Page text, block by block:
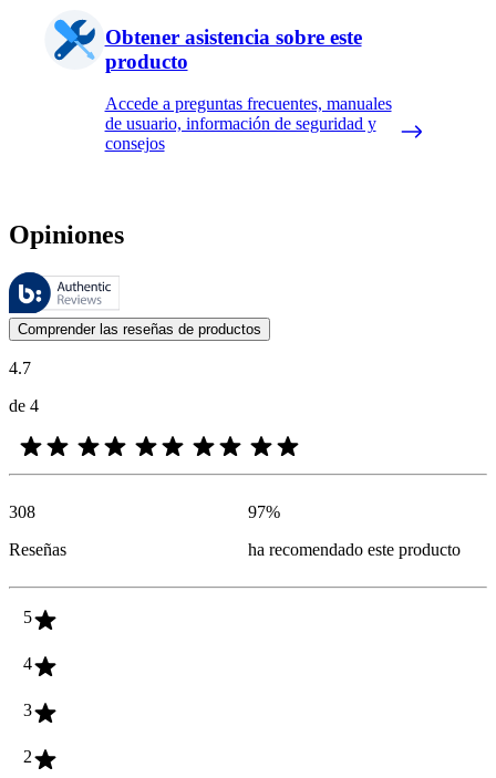
Obtener asistencia sobre este
producto
Accede a preguntas frecuentes, manuales
de usuario, información de seguridad y
consejos
Opiniones
Estas reseñas las gestiona Bazaarvoice y cumplen con la política de
Las opiniones de los clientes en forma de reseñas de productos y
Comprender las reseñas de productos
4.7
de 4
308
Reseñas
97%
ha recomendado este producto
5
4
3
2